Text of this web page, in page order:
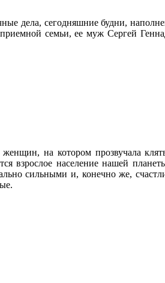
дела, сегодняшние будни,
семьи, ее муж Сергей
на котором прозвучала
взрослое население нашей
сильными и, конечно же,